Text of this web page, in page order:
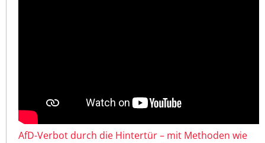
AfD-Verbot durch die Hintertür – mit Methoden wie